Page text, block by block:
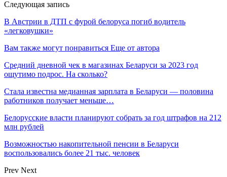
Следующая запись
В Австрии в ДТП с фурой белоруса погиб водитель
«легковушки»
Вам также могут понравиться Еще от автора
Средний дневной чек в магазинах Беларуси за 2023 год
ощутимо подрос. На сколько?
Стала известна медианная зарплата в Беларуси — половина
работников получает меньше…
Белорусские власти планируют собрать за год штрафов на 212
млн рублей
Возможностью накопительной пенсии в Беларуси
воспользовались более 21 тыс. человек
Prev Next